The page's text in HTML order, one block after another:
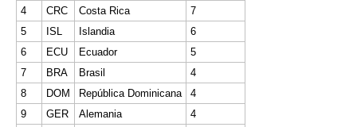
4
CRC Costa Rica
7
5
ISL Islandia
6
6
ECU Ecuador
5
7
BRA Brasil
4
8
DOM República Dominicana
4
9
GER Alemania
4